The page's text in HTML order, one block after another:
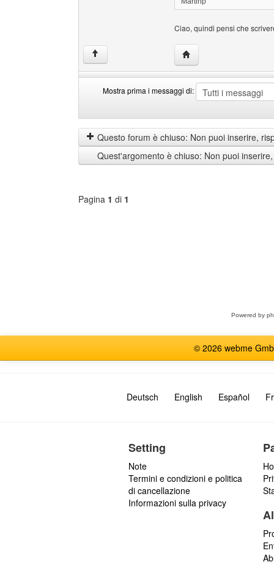
Ciao, quindi pensi che
↑ HomePage: Maurin91
Mostra prima i messaggi di:
prima
i
messaggi
di
by
Questo forum è chiuso: Non puoi inserire,
Quest'argomento è chiuso: Non puoi
Pagina 1 di 1
Powered by
© 2026 webme
Deutsch English Español
Setting
Note
Termini e condizioni e politica
di cancellazione
Informazioni sulla privacy